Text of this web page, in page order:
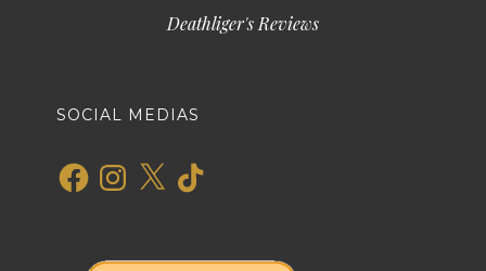
Deathliger's Reviews
SOCIAL MEDIAS
FacebookInstagram
X TikTok